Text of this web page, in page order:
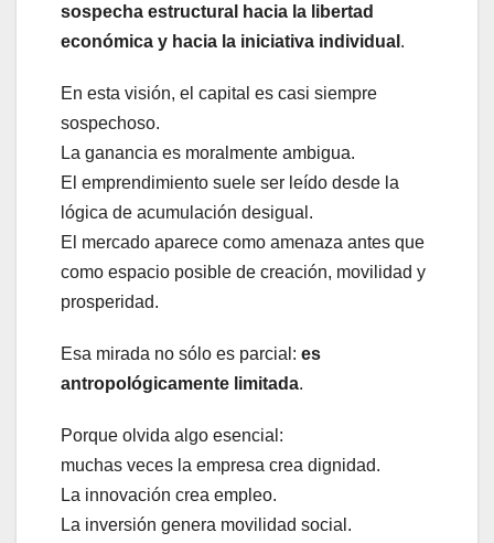
sospecha estructural hacia la libertad
económica y hacia la iniciativa individual .
En esta visión, el capital es casi siempre
sospechoso.
La ganancia es moralmente ambigua.
El emprendimiento suele ser leído desde la
lógica de acumulación desigual.
El mercado aparece como amenaza antes que
como espacio posible de creación, movilidad y
prosperidad.
Esa mirada no sólo es parcial: es
antropológicamente limitada.
Porque olvida algo esencial:
muchas veces la empresa crea dignidad.
La innovación crea empleo.
La inversión genera movilidad social.